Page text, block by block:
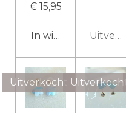
€ 15,95
In winkelwagen
Uitverkocht Uitverkocht